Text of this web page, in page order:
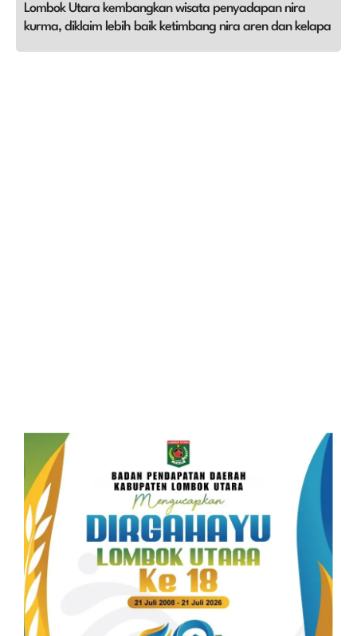
Lombok Utara kembangkan wisata penyadapan nira
kurma, diklaim lebih baik ketimbang nira aren dan kelapa